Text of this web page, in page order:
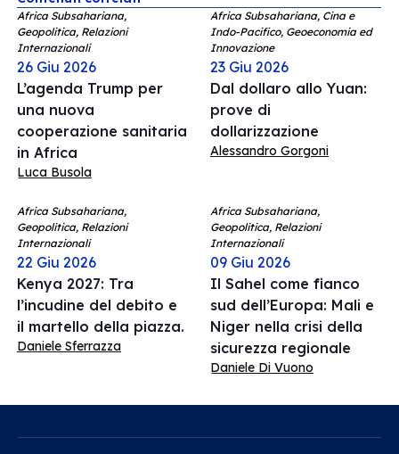
Africa Subsahariana,
Geopolitica, Relazioni
Internazionali
26 Giu 2026
L’agenda Trump per
una nuova
cooperazione sanitaria
in Africa
Luca Busola
Africa Subsahariana, Cina e
Indo-Pacifico, Geoeconomia ed
Innovazione
23 Giu 2026
Dal dollaro allo Yuan:
prove di
dollarizzazione
Alessandro Gorgoni
Africa Subsahariana,
Geopolitica, Relazioni
Internazionali
22 Giu 2026
Kenya 2027: Tra
l’incudine del debito e
il martello della piazza.
Daniele Sferrazza
Africa Subsahariana,
Geopolitica, Relazioni
Internazionali
09 Giu 2026
Il Sahel come fianco
sud dell’Europa: Mali e
Niger nella crisi della
sicurezza regionale
Daniele Di Vuono